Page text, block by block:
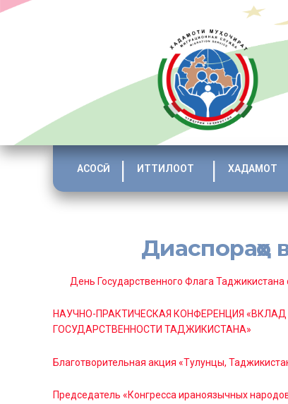
АСОСӢ ИТТИЛООТ ХАДАМОТ
Диаспораҳо
День Государственного Флага Таджикистана
НАУЧНО-ПРАКТИЧЕСКАЯ КОНФЕРЕНЦИЯ
ГОСУДАРСТВЕННОСТИ ТАДЖИКИСТАНА»
Благотворительная акция «Тулунцы,
Председатель «Конгресса ираноязычных